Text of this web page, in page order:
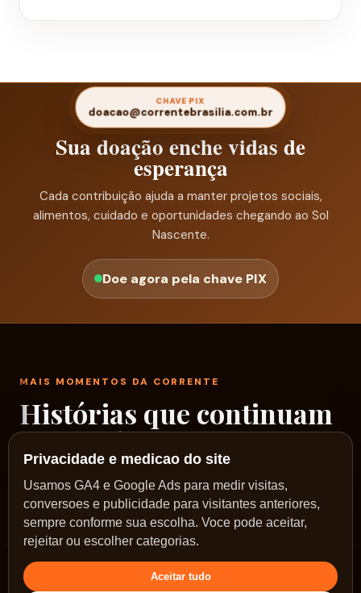
CHAVE PIX
doacao@correntebrasilia.com.br
Sua doação enche vidas de
esperança
Cada contribuição ajuda a manter projetos sociais,
alimentos, cuidado e oportunidades chegando ao Sol
Nascente.
Doe agora pela chave PIX
MAIS MOMENTOS DA CORRENTE
Histórias que continuam
passando por aqui
Um rodízio de fotos reais dos nossos encontros,
ações e caminhos no Sol Nascente.
Privacidade e medicao do site
Usamos GA4 e Google Ads para medir visitas,
conversoes e publicidade para visitantes anteriores,
sempre conforme sua escolha. Voce pode aceitar,
rejeitar ou escolher categorias.
Aceitar tudo